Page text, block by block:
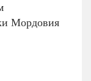
Мордовия